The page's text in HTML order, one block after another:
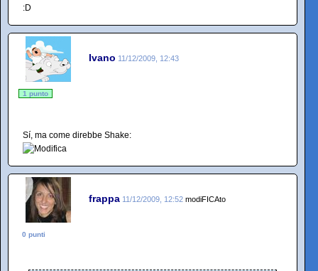
:D
Ivano 11/12/2009, 12:43
1 punto
Sí, ma come direbbe Shake:
frappa 11/12/2009, 12:52 modiFICAto
0 punti